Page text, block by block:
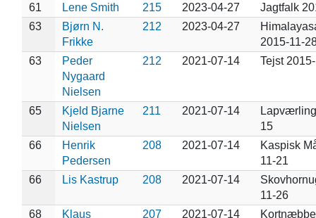
61 Lene Smith 215 2023-04-27
Jagtfalk
63
Bjørn N.
Frikke
212 2023-04-27
2015-11-
63
Peder
Nygaard
Nielsen
212 2021-07-14 Tejst
65
Kjeld Bjarne
Nielsen
211 2021-07-14
15
66
Henrik
Pedersen
208 2021-07-14
Kaspisk
11-21
66
Lis Kastrup 208 2021-07-14
11-26
68
Klaus
207 2021-07-14